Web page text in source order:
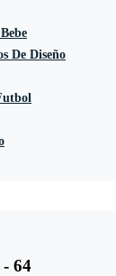
De Diseño
64